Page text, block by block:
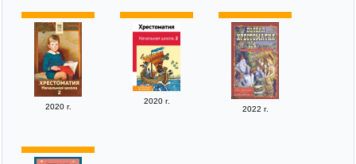
2020 г.
2020 г.
2022 г.